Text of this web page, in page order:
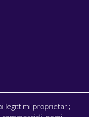
legittimi proprietari;